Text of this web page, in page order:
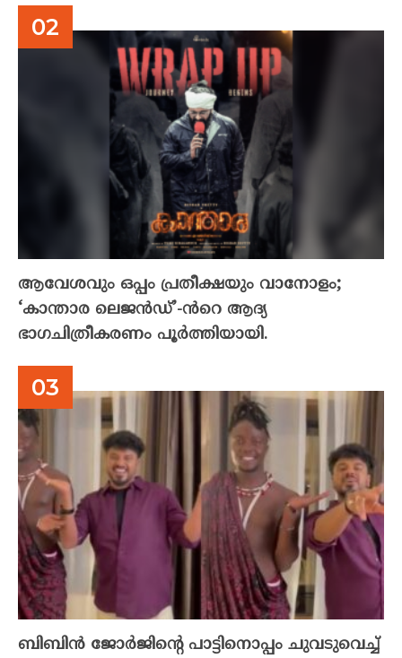
ആവേശവും ഒപ്പം പ്രതീക്ഷയും വാനോളം;
‘കാന്താര ലെജൻഡ്’-ൻറെ ആദ്യ
ഭാഗചിത്രീകരണം പൂർത്തിയായി.
ബിബിൻ ജോർജിന്റെ പാട്ടിനൊപ്പം ചുവടുവെച്ച്